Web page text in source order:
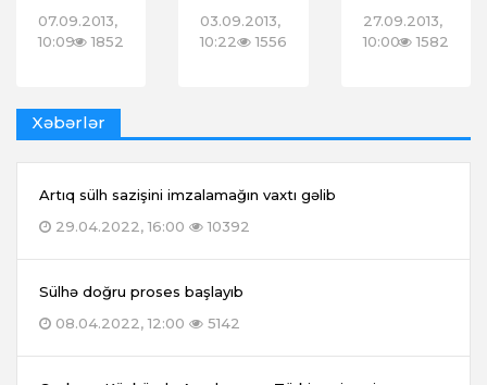
07.09.2013,
10:09
1852
03.09.2013,
10:22
1556
27.09.2013,
10:00
1582
Xəbərlər
Artıq sülh sazişini imzalamağın vaxtı gəlib
29.04.2022, 16:00
10392
Sülhə doğru proses başlayıb
08.04.2022, 12:00
5142